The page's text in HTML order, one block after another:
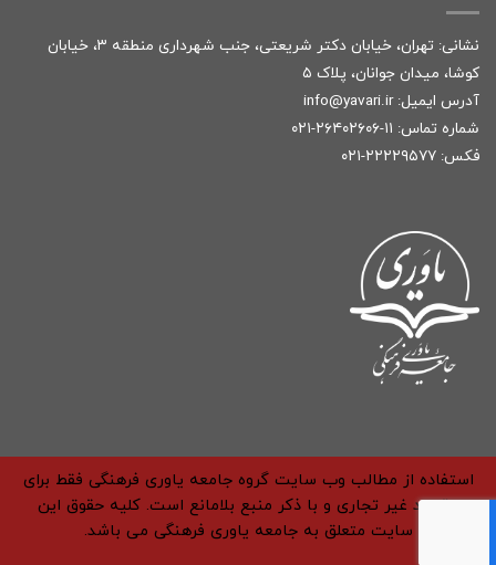
نشانی: تهران، خیابان دکتر شریعتی، جنب شهرداری منطقه ۳، خیابان
کوشا، میدان جوانان، پلاک ۵
آدرس ایمیل: info@yavari.ir
شماره تماس: ۱۱-۲۶۴۰۲۶۰۶-۰۲۱
فکس: ۲۲۲۲۹۵۷۷-۰۲۱
استفاده از مطالب وب سایت گروه جامعه یاوری فرهنگی فقط برای
مقاصد غیر تجاری و با ذکر منبع بلامانع است. کلیه حقوق این
سایت متعلق به جامعه یاوری فرهنگی می باشد.